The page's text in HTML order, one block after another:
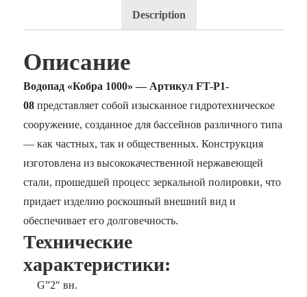
Description
Описание
Водопад «Кобра 1000» — Артикул FT-Р1-
08 представляет собой изысканное гидротехническое
сооружение, созданное для бассейнов различного типа
— как частных, так и общественных. Конструкция
изготовлена из высококачественной нержавеющей
стали, прошедшей процесс зеркальной полировки, что
придает изделию роскошный внешний вид и
обеспечивает его долговечность.
Технические
характеристики:
G”2″ вн.